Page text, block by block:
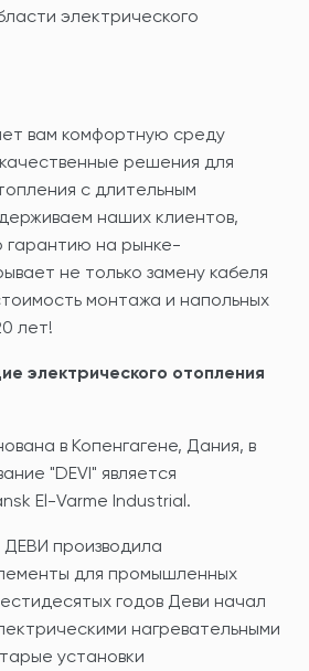
электрического
вам комфортную среду
решения для
с длительным
наших клиентов,
гарантию на рынке-
не только замену кабеля
монтажа и напольных
лет!
электрического отопления
в Копенгагене, Дания, в
"DEVI" является
El-Varme Industrial.
производила
для промышленных
годов Деви начал
нагревательными
установки